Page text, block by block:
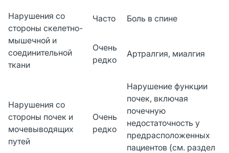
Нарушения со
стороны скелетно-
мышечной и
соединительной
ткани
Часто Боль в спине
Очень
редко
Артралгия, миалгия
Нарушения со
стороны почек и
мочевыводящих
путей
Очень
редко
Нарушение функции
почек, включая
почечную
недостаточность у
предрасположенных
пациентов (см. раздел